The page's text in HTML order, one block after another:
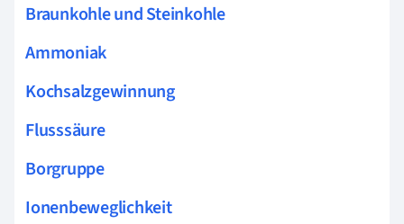
Braunkohle und Steinkohle
Ammoniak
Kochsalzgewinnung
Flusssäure
Borgruppe
Ionenbeweglichkeit